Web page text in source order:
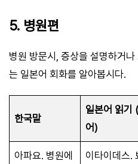
5. 병원편
병원 방문시, 증상을 설명하거
는 일본어 회화를 알아봅시다.
한국말
일본어 읽기
어)
아파요. 병원에
이타이데스.